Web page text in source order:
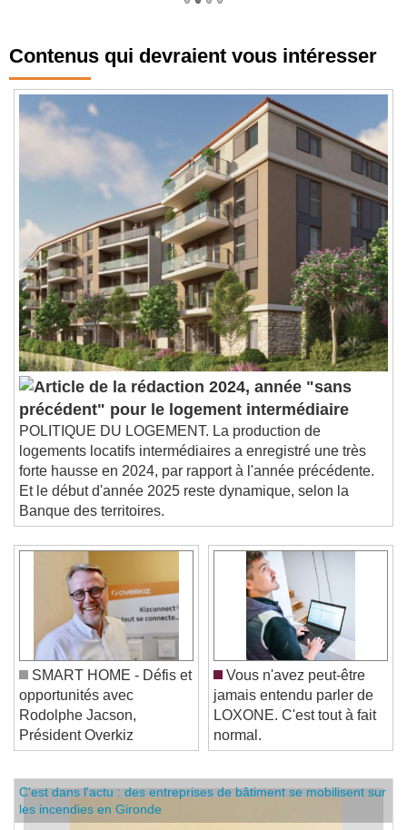
Contenus qui devraient vous intéresser
2024, année "sans
précédent" pour le logement intermédiaire
POLITIQUE DU LOGEMENT. La production de
logements locatifs intermédiaires a enregistré une très
forte hausse en 2024, par rapport à l'année précédente.
Et le début d'année 2025 reste dynamique, selon la
Banque des territoires.
SMART HOME - Défis et
opportunités avec
Rodolphe Jacson,
Président Overkiz
Vous n'avez peut-être
jamais entendu parler de
LOXONE. C'est tout à fait
normal.
C'est dans l'actu : des entreprises de bâtiment se mobilisent sur
les incendies en Gironde